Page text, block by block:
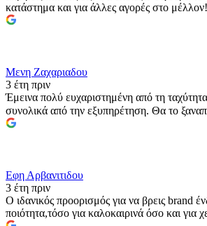
κατάστημα και για άλλες αγορές στο μέλλον!
Μενη Ζαχαριαδου
3 έτη πριν
Έμεινα πολύ ευχαριστημένη από τη
συνολικά από την εξυπηρέτηση. Θα το
Εφη Αρβανιτιδου
3 έτη πριν
Ο ιδανικός προορισμός για να βρεις brand
ποιότητα,τόσο για καλοκαιρινά όσο και για